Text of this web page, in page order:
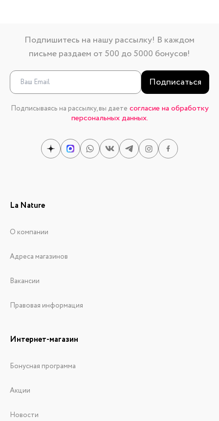
Подпишитесь на нашу рассылку! В каждом
письме раздаем от 500 до 5000 бонусов!
Подписаться
Подписываясь на рассылку, вы даете согласие на обработку
персональных данных.
La Nature
О компании
Адреса магазинов
Вакансии
Правовая информация
Интернет-магазин
Бонусная программа
Акции
Новости